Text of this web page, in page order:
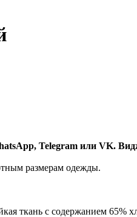
Telegram или VK.
размерам одежды.
ткань с содержанием